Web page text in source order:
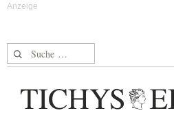
Suche nach: